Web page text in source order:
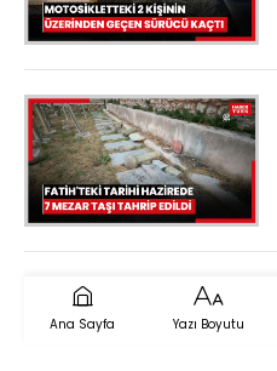
Ana Sayfa Yazı Boyutu